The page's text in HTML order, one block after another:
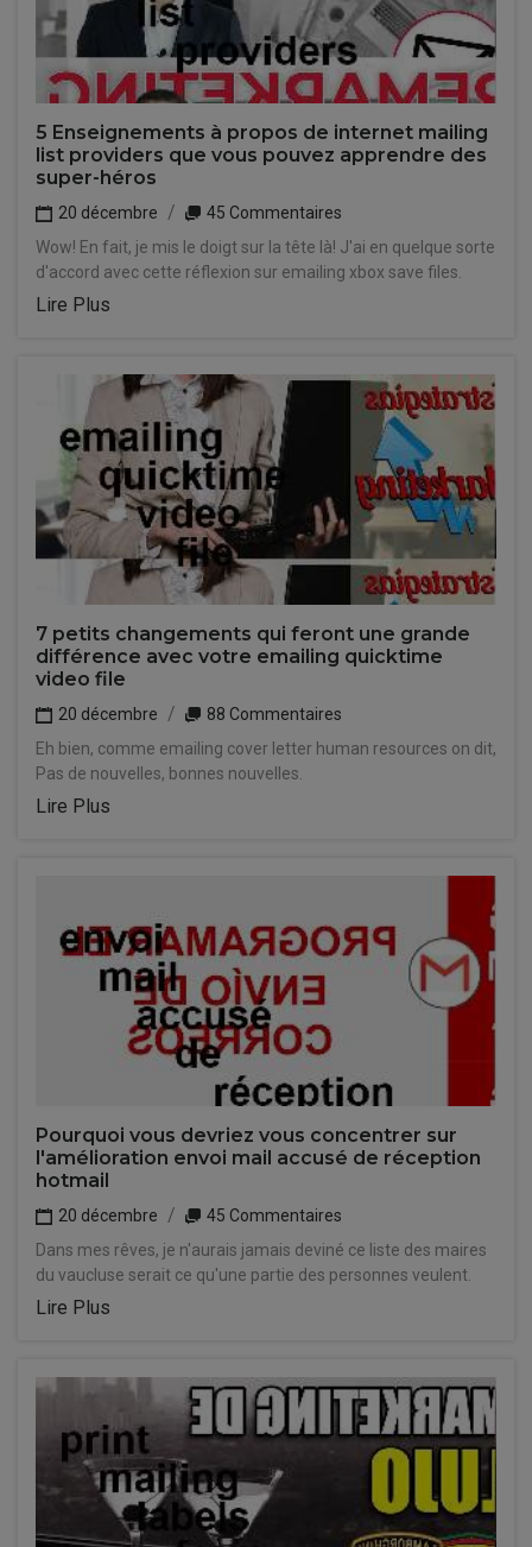
5 Enseignements à propos de internet mailing
list providers que vous pouvez apprendre des
super-héros
20 décembre
45 Commentaires
Wow! En fait, je mis le doigt sur la tête là! J'ai en quelque sorte
d'accord avec cette réflexion sur emailing xbox save files.
Lire Plus
7 petits changements qui feront une grande
différence avec votre emailing quicktime
video file
20 décembre
88 Commentaires
Eh bien, comme emailing cover letter human resources on dit,
Pas de nouvelles, bonnes nouvelles.
Lire Plus
Pourquoi vous devriez vous concentrer sur
l'amélioration envoi mail accusé de réception
hotmail
20 décembre
45 Commentaires
Dans mes rêves, je n'aurais jamais deviné ce liste des maires
du vaucluse serait ce qu'une partie des personnes veulent.
Lire Plus